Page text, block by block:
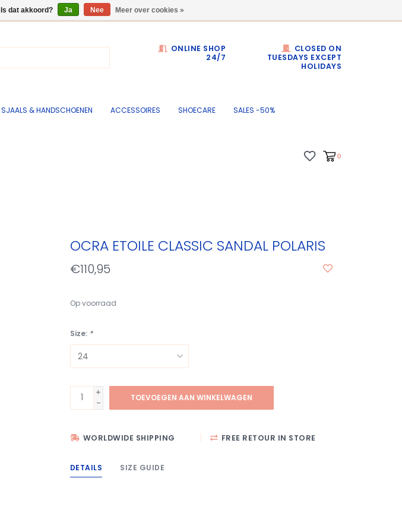
ONLINE SHOP
24/7
CLOSED ON
TUESDAYS EXCEPT
HOLIDAYS
SJAALS & HANDSCHOENEN ACCESSOIRES SHOECARE SALES -50%
0
OCRA ETOILE CLASSIC SANDAL POLARIS
€110,95
Op voorraad
Size: *
+
-
TOEVOEGEN AAN WINKELWAGEN
WORLDWIDE SHIPPING FREE RETOUR IN STORE
DETAILS SIZE GUIDE
dat akkoord? Ja Nee Meer over cookies »